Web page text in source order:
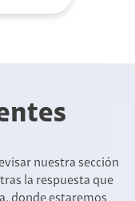
nuestra sección
la respuesta que